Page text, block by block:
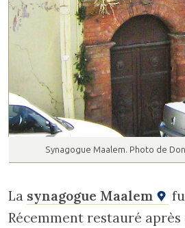
Synagogue Maalem. Photo de
La synagogue Maalem
Récemment restauré après